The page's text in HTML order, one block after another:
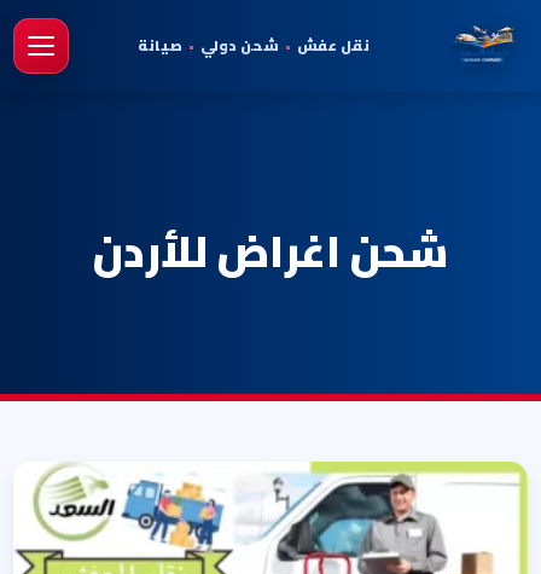
نقل عفش • شحن دولي • صيانة
شحن اغراض للأردن